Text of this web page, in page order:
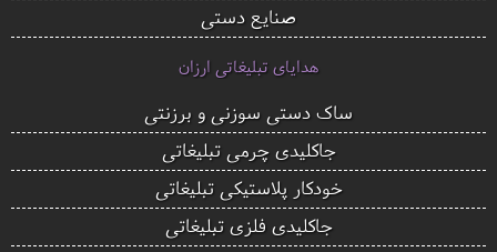
صنایع دستی
هدایای تبلیغاتی ارزان
ساک دستی سوزنی و برزنتی
جاکلیدی چرمی تبلیغاتی
خودکار پلاستیکی تبلیغاتی
جاکلیدی فلزی تبلیغاتی